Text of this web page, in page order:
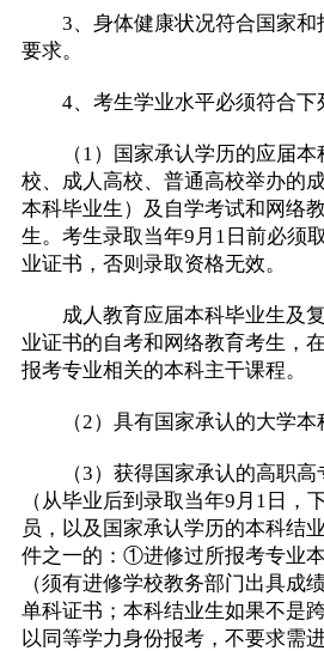
3、身体健康状况符合国家和
要求。
4、考生学业水平必须符合下
（1）国家承认学历的应届本
校、成人高校、普通高校举办的
本科毕业生）及自学考试和网络
生。考生录取当年9月1日前必须
业证书，否则录取资格无效。
成人教育应届本科毕业生及复
业证书的自考和网络教育考生，
报考专业相关的本科主干课程。
（2）具有国家承认的大学本
（3）获得国家承认的高职高
（从毕业后到录取当年9月1日，
员，以及国家承认学历的本科结
件之一的：①进修过所报考专业
（须有进修学校教务部门出具成
单科证书；本科结业生如果不是
以同等学力身份报考，不要求需